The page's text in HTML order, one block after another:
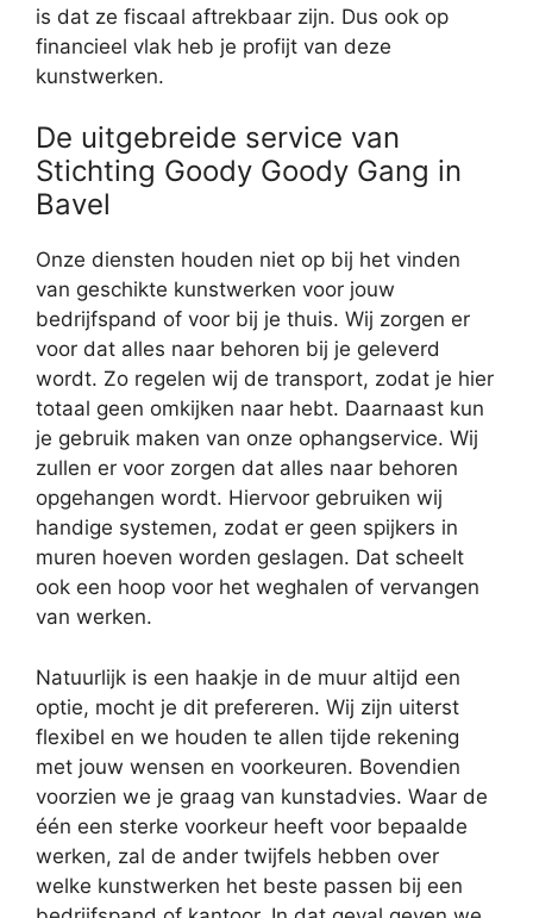
is dat ze fiscaal aftrekbaar zijn. Dus ook op
financieel vlak heb je profijt van deze
kunstwerken.
De uitgebreide service van
Stichting Goody Goody Gang in
Bavel
Onze diensten houden niet op bij het vinden
van geschikte kunstwerken voor jouw
bedrijfspand of voor bij je thuis. Wij zorgen er
voor dat alles naar behoren bij je geleverd
wordt. Zo regelen wij de transport, zodat je hier
totaal geen omkijken naar hebt. Daarnaast kun
je gebruik maken van onze ophangservice. Wij
zullen er voor zorgen dat alles naar behoren
opgehangen wordt. Hiervoor gebruiken wij
handige systemen, zodat er geen spijkers in
muren hoeven worden geslagen. Dat scheelt
ook een hoop voor het weghalen of vervangen
van werken.
Natuurlijk is een haakje in de muur altijd een
optie, mocht je dit prefereren. Wij zijn uiterst
flexibel en we houden te allen tijde rekening
met jouw wensen en voorkeuren. Bovendien
voorzien we je graag van kunstadvies. Waar de
één een sterke voorkeur heeft voor bepaalde
werken, zal de ander twijfels hebben over
welke kunstwerken het beste passen bij een